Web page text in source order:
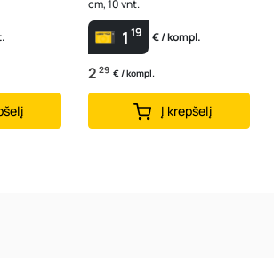
cm, 10 vnt.
1 19 € / kompl.
2 29 € / kompl.
Į krepšelį